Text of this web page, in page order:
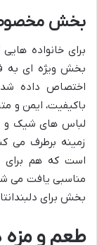
بخش
برای خانواده
بخش ویژه ای به
اختصاص داده
باکیفیت، ایمن و
لباس های شیک و
زمینه برطرف می
است که هم برای
مناسبی یافت می
بخش برای
طعم و مزه